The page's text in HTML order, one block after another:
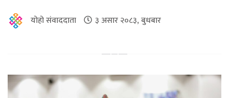
योहो संवाददाता ३ असार २०८३, बुधबार